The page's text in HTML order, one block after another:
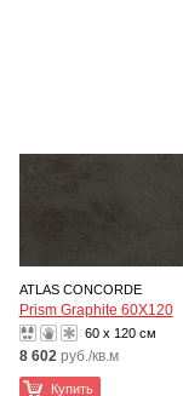
ATLAS CONCORDE
Prism Graphite 60X120
60 x 120 см
8 602 руб./кв.м
Купить